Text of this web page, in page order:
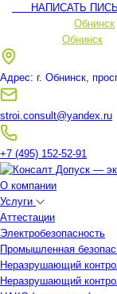
НАПИСАТЬ
Обнинск
Обнинск
Адрес: г. Обнинск,
stroi.consult@yandex.ru
+7 (495) 152-52-91
О компании
Услуги
Аттестации
Электробезопасность
Промышленная
Неразрушающий
Неразрушающий